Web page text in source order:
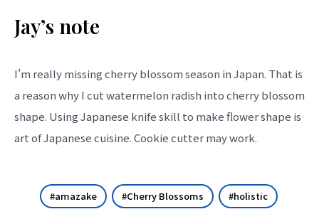
Jay’s note
I’m really missing cherry blossom season in Japan. That is
a reason why I cut watermelon radish into cherry blossom
shape. Using Japanese knife skill to make flower shape is
art of Japanese cuisine. Cookie cutter may work.
amazake Cherry Blossoms holistic